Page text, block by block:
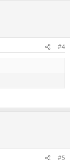
#4
#5